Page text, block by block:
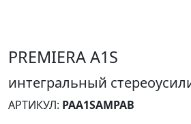
PREMIERA A1S
интегральный
АРТИКУЛ: PAA1SAMPAB